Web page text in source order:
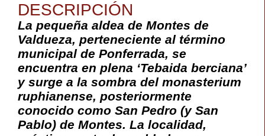
DESCRIPCIÓN
La pequeña aldea de Montes de
Valdueza, perteneciente al término
municipal de Ponferrada, se
encuentra en plena ‘Tebaida berciana’
y surge a la sombra del monasterium
ruphianense, posteriormente
conocido como San Pedro (y San
Pablo) de Montes. La localidad,